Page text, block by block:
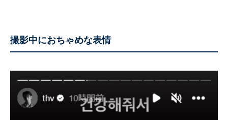
撮影中におちゃめな表情